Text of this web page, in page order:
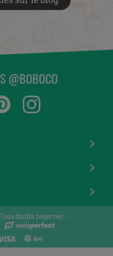
@BOBOCO
droits réservés -